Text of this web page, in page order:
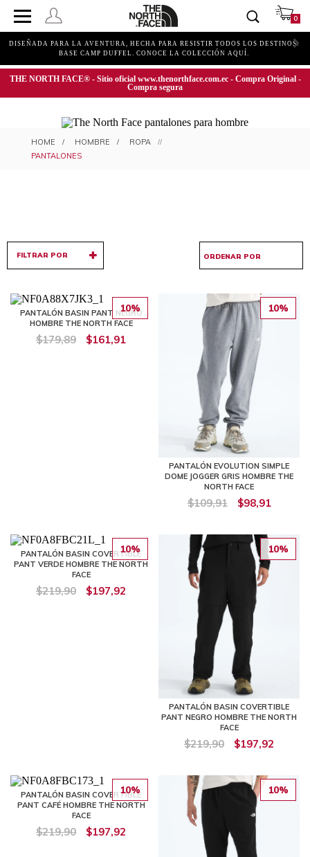
0
DISEÑADA PARA LA AVENTURA, HECHA PARA RESISTIR TODOS LOS DESTINOS.
BASE CAMP DUFFEL. CONOCE LA COLECCIÓN AQUÍ.
THE NORTH FACE® - Sitio oficial www.thenorthface.com.ec - Compra Original -
Compra segura
PANTALONES PARA HOMBRE
HOMBRE
ROPA
PANTALONES
FILTRAR POR
10%
PANTALÓN BASIN PANT NEGRO
HOMBRE THE NORTH FACE
$179,89 $161,91
10%
PANTALÓN EVOLUTION SIMPLE
DOME JOGGER GRIS HOMBRE THE
NORTH FACE
$109,91 $98,91
10%
PANTALÓN BASIN COVERTIBLE
PANT VERDE HOMBRE THE NORTH
FACE
$219,90 $197,92
10%
PANTALÓN BASIN COVERTIBLE
PANT NEGRO HOMBRE THE NORTH
FACE
$219,90 $197,92
10%
PANTALÓN BASIN COVERTIBLE
PANT CAFÉ HOMBRE THE NORTH
FACE
$219,90 $197,92
10%